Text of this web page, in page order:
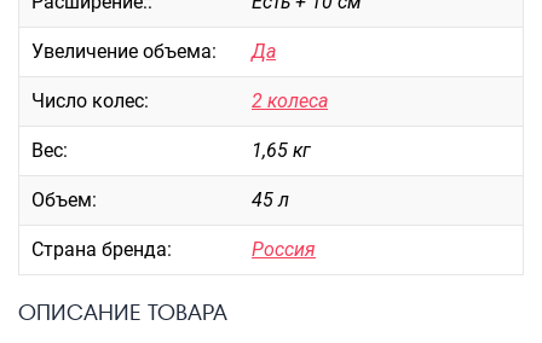
чемоданов
Бьюти-кейсы
Саквояжи
Распродажа
Сумки
Сумки колесные
Сумки спортивные
Сумки деловые
Сумки поясные
Увеличение объема: Да
Число колес: 2 колеса
Вес: 1,65 кг
Объем: 45 л
Страна бренда: Россия
ОПИСАНИЕ ТОВАРА